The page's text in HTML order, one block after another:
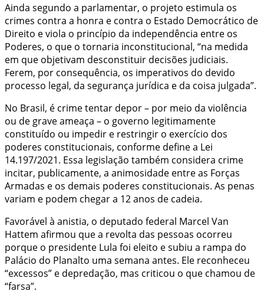
Ainda segundo a parlamentar, o projeto estimula os
crimes contra a honra e contra o Estado Democrático de
Direito e viola o princípio da independência entre os
Poderes, o que o tornaria inconstitucional, “na medida
em que objetivam desconstituir decisões judiciais.
Ferem, por consequência, os imperativos do devido
processo legal, da segurança jurídica e da coisa julgada”.
No Brasil, é crime tentar depor – por meio da violência
ou de grave ameaça – o governo legitimamente
constituído ou impedir e restringir o exercício dos
poderes constitucionais, conforme define a Lei
14.197/2021. Essa legislação também considera crime
incitar, publicamente, a animosidade entre as Forças
Armadas e os demais poderes constitucionais. As penas
variam e podem chegar a 12 anos de cadeia.
Favorável à anistia, o deputado federal Marcel Van
Hattem afirmou que a revolta das pessoas ocorreu
porque o presidente Lula foi eleito e subiu a rampa do
Palácio do Planalto uma semana antes. Ele reconheceu
“excessos” e depredação, mas criticou o que chamou de
“farsa”.